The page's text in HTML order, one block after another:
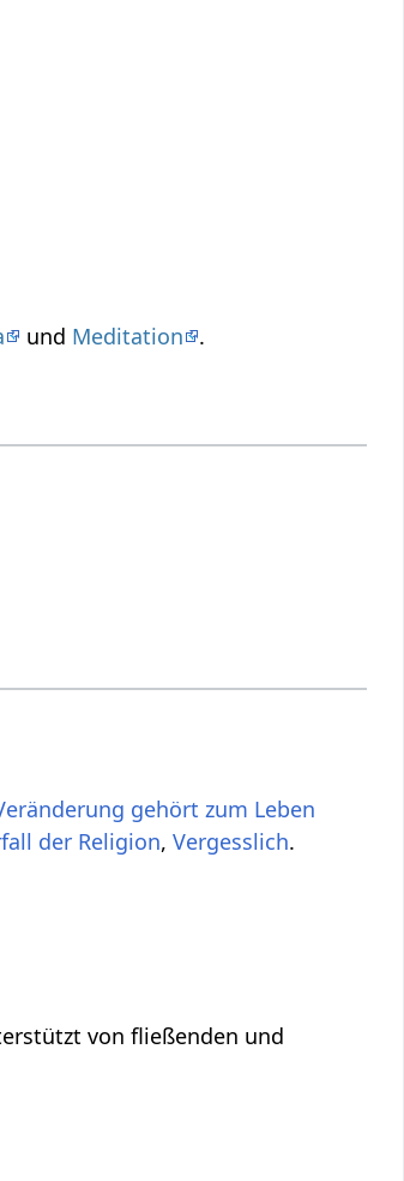
und Meditation .
gehört zum Leben
der Religion,Vergesslich.
von fließenden und